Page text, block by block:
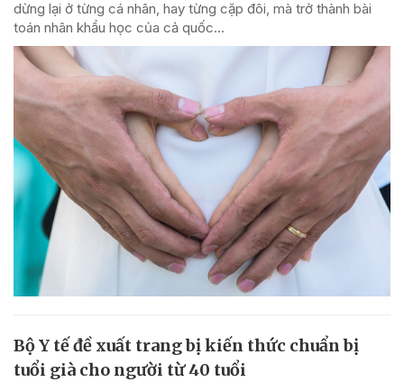
dừng lại ở từng cá nhân, hay từng cặp đôi, mà trở thành bài
toán nhân khẩu học của cả quốc...
Bộ Y tế đề xuất trang bị kiến thức chuẩn bị
tuổi già cho người từ 40 tuổi